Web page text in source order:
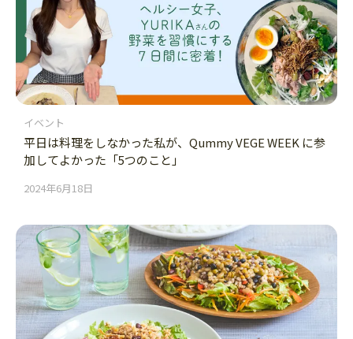
イベント
平日は料理をしなかった私が、Qummy VEGE WEEK に参
加してよかった「5つのこと」
2024年6月18日